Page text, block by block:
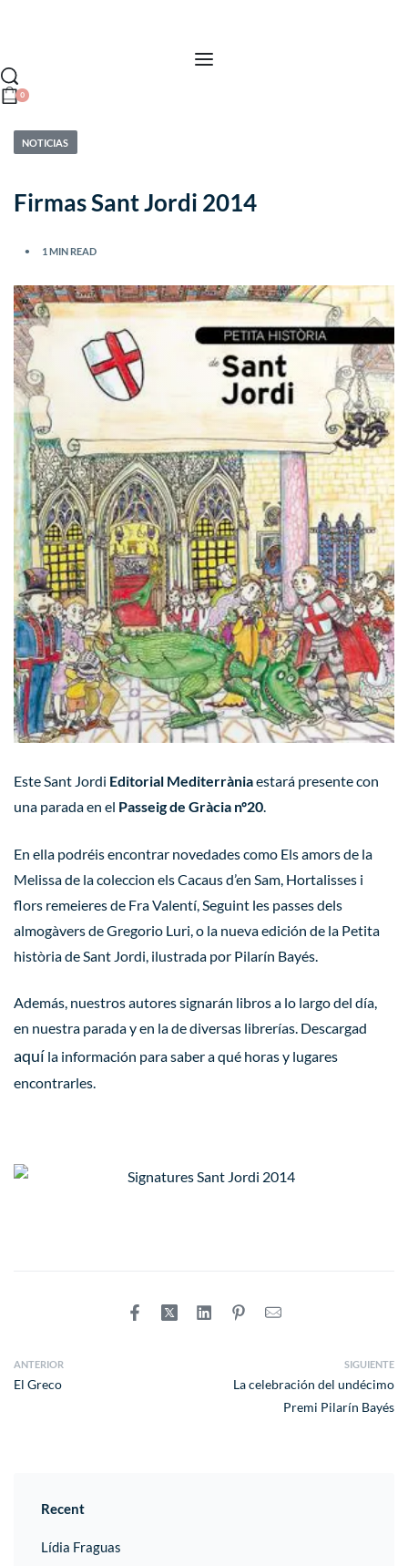
0
NOTICIAS
Firmas Sant Jordi 2014
1 MIN READ
Este Sant Jordi Editorial Mediterràniaestará presente con
una parada en el Passeig de Gràcia nº20.
En ella podréis encontrar novedades como Els amors de la
Melissade la coleccion els Cacaus d’en Sam, Hortalisses i
flors remeieresde Fra Valentí, Seguint les passes dels
almogàversde Gregorio Luri, o la nueva edición de la Petita
història de Sant Jordi , ilustrada por Pilarín Bayés.
Además, nuestros autores signarán libros a lo largo del día,
en nuestra parada y en la de diversas librerías. Descargad
aquí la información para saber a qué horas y lugares
encontrarles.
ANTERIOR
El Greco
SIGUIENTE
La celebración del undécimo
Premi Pilarín Bayés
Recent
Lídia Fraguas